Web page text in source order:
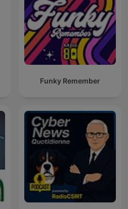
Funky Remember